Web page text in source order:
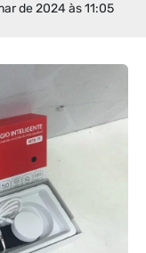
de 2024 às 11:05